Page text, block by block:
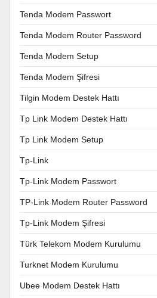
Tenda Modem Passwort
Tenda Modem Router Password
Tenda Modem Setup
Tenda Modem Şifresi
Tilgin Modem Destek Hattı
Tp Link Modem Destek Hattı
Tp Link Modem Setup
Tp-Link
Tp-Link Modem Passwort
TP-Link Modem Router Password
Tp-Link Modem Şifresi
Türk Telekom Modem Kurulumu
Turknet Modem Kurulumu
Ubee Modem Destek Hattı